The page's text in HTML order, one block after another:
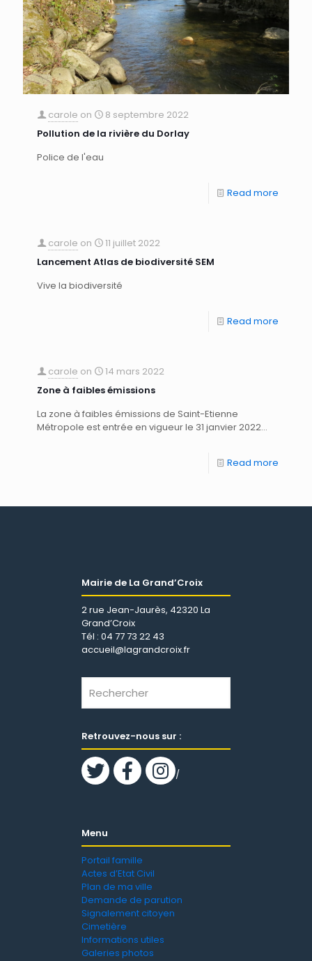
carole on
8 septembre 2022
Pollution de la rivière du Dorlay
Police de l'eau
Read more
carole on
11 juillet 2022
Lancement Atlas de biodiversité SEM
Vive la biodiversité
Read more
carole on
14 mars 2022
Zone à faibles émissions
La zone à faibles émissions de Saint-Etienne
Métropole est entrée en vigueur le 31 janvier 2022...
Read more
Mairie de La Grand’Croix
2 rue Jean-Jaurès, 42320 La
Grand’Croix
Tél : 04 77 73 22 43
accueil@lagrandcroix.fr
Retrouvez-nous sur :
/
Menu
Portail famille
Actes d’Etat Civil
Plan de ma ville
Demande de parution
Signalement citoyen
Cimetière
Informations utiles
Galeries photos